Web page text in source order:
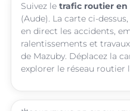
Suivez le trafic routier en
(Aude). La carte ci-
en direct les accidents,
ralentissements et
de Mazuby. Déplacez la
explorer le réseau routier